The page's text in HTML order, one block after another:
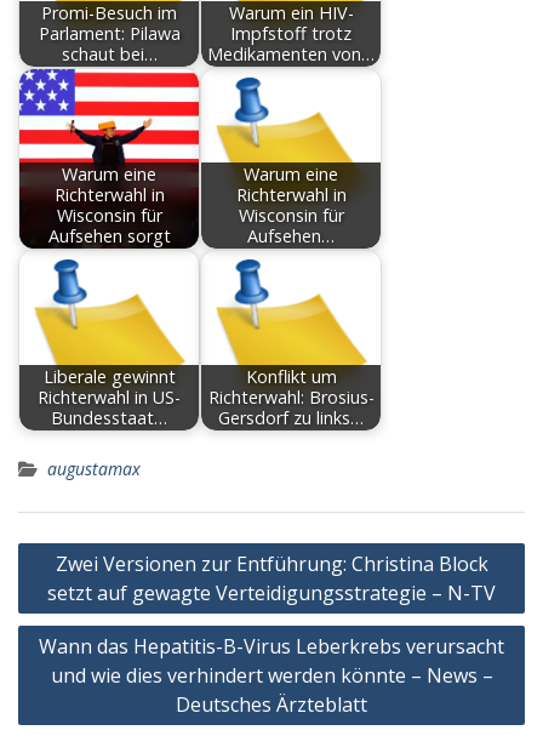
Promi-Besuch im
Parlament: Pilawa
schaut bei…
Warum ein HIV-
Impfstoff trotz
Medikamenten von…
Warum eine
Richterwahl in
Wisconsin für
Aufsehen sorgt
Warum eine
Richterwahl in
Wisconsin für
Aufsehen…
Liberale gewinnt
Richterwahl in US-
Bundesstaat…
Konflikt um
Richterwahl: Brosius-
Gersdorf zu links…
augustamax
Post
navigation
Zwei Versionen zur Entführung: Christina Block
setzt auf gewagte Verteidigungsstrategie – N-TV
Wann das Hepatitis-B-Virus Leberkrebs verursacht
und wie dies verhindert werden könnte – News –
Deutsches Ärzteblatt